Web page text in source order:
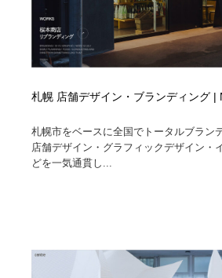
札幌 店舗デザイン・ブランディング |
札幌市をベースに全国でトータルブラン
店舗デザイン・グラフィックデザイン・
どを一気通貫し...